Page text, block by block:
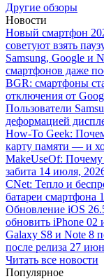
Другие обзоры
Новости
Новый смартфон
советуют взять
Samsung, Google и
смартфонов даже
BGR: смартфоны
отключения от
Пользователи
деформацией
How-To Geek:
карту памяти — и
MakeUseOf: Почему
забита 14 июля,
CNet: Тепло и
батареи смартфона
Обновление iOS
обновить iPhone 02
Galaxy S8 и Note 8
после релиза 27
Читать все новости
Популярное